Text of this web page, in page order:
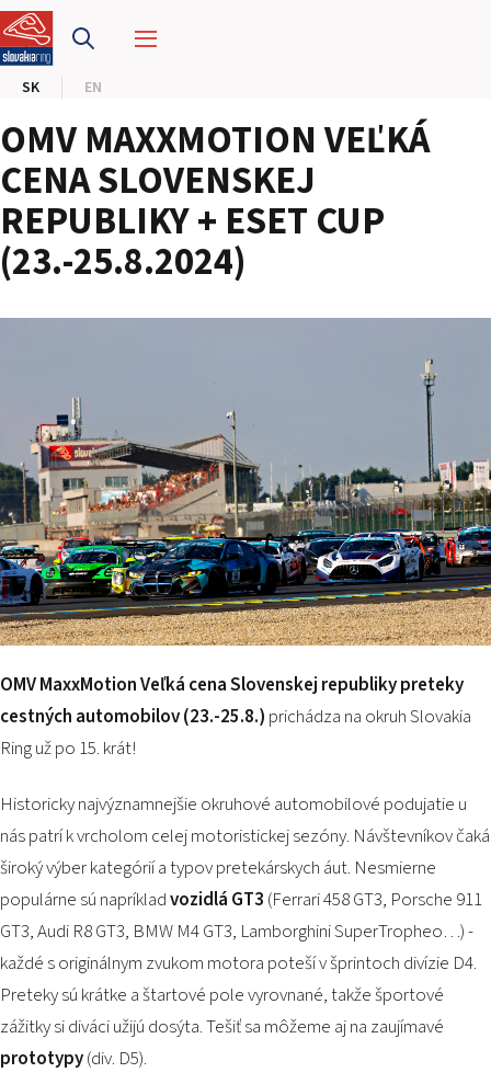
SK EN
PRETEKÁRSKY OKRUH
CENTRUM BEZPEČNEJ JAZDY
HOTEL RING
KALENDÁR
MAPA STRÁNKY
E-SHOP A VSTUPENKY
PRE FIRMY
PODUJATIA 2026
KONTAKTY
OMV MAXXMOTION VEĽKÁ
CENA SLOVENSKEJ
REPUBLIKY + ESET CUP
(23.-25.8.2024)
OMV MaxxMotion Veľká cena Slovenskej republikypreteky
cestných automobilov(23.-25.8.) prichádza na okruh Slovakia
Ring už po 15. krát!
Historicky najvýznamnejšie okruhové automobilové podujatie u
nás patrí k vrcholom celej motoristickej sezóny. Návštevníkov čaká
široký výber kategórií a typov pretekárskych áut. Nesmierne
populárne sú napríkladvozidlá GT3 (Ferrari 458 GT3, Porsche 911
GT3, Audi R8 GT3, BMW M4 GT3, Lamborghini SuperTropheo…) -
každé s originálnym zvukom motora poteší v šprintoch divízie D4.
Preteky sú krátke a štartové pole vyrovnané, takže športové
zážitky si diváci užijú dosýta. Tešiť sa môžeme aj na zaujímavé
prototypy(div. D5).